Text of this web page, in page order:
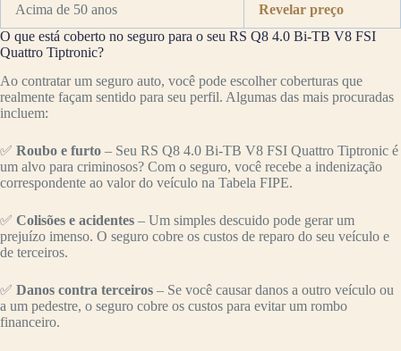
Acima de 50 anos
Revelar preço
O que está coberto no seguro para o seu RS Q8 4.0 Bi-TB V8 FSI
Quattro Tiptronic?
Ao contratar um seguro auto, você pode escolher coberturas que
realmente façam sentido para seu perfil. Algumas das mais procuradas
incluem:
✅ Roubo e furto – Seu RS Q8 4.0 Bi-TB V8 FSI Quattro Tiptronic é
um alvo para criminosos? Com o seguro, você recebe a indenização
correspondente ao valor do veículo na Tabela FIPE.
✅ Colisões e acidentes – Um simples descuido pode gerar um
prejuízo imenso. O seguro cobre os custos de reparo do seu veículo e
de terceiros.
✅ Danos contra terceiros – Se você causar danos a outro veículo ou
a um pedestre, o seguro cobre os custos para evitar um rombo
financeiro.